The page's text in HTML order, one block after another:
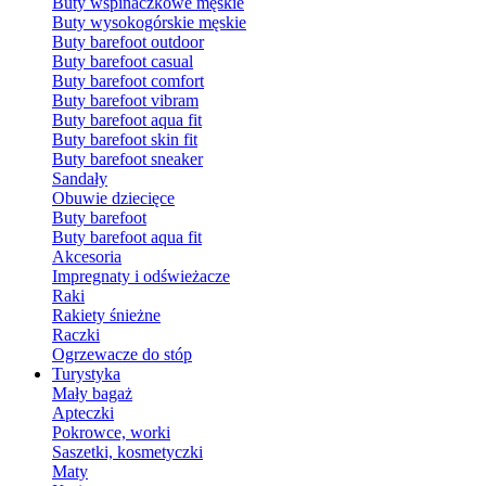
Buty wysokogórskie męskie
Buty barefoot outdoor
Buty barefoot casual
Buty barefoot comfort
Buty barefoot vibram
Buty barefoot aqua fit
Buty barefoot skin fit
Buty barefoot sneaker
Sandały
Obuwie dziecięce
Buty barefoot
Buty barefoot aqua fit
Akcesoria
Impregnaty i odświeżacze
Raki
Rakiety śnieżne
Raczki
Ogrzewacze do stóp
Turystyka
Mały bagaż
Apteczki
Pokrowce, worki
Saszetki, kosmetyczki
Maty